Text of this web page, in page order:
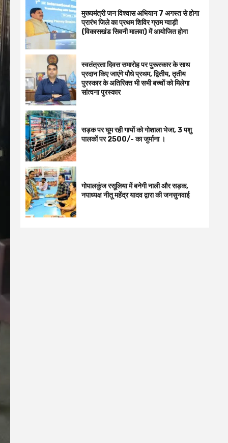
मुख्यमंत्री जन विश्वास अभियान 7 अगस्त से होगा
प्रारंभ जिले का प्रथम शिविर ग्राम ग्वाड़ी
(विकासखंड सिवनी मालवा) में आयोजित होगा
स्वतंत्रता दिवस समारोह पर पुरूस्‍कार के साथ
प्रदान किए जाएंगे पौधे प्रथम, द्वितीय, तृतीय
पुरस्कार के अतिरिक्त भी सभी बच्चों को मिलेगा
सांत्वना पुरस्कार
सड़क पर घूम रही गायों को गोशाला भेजा, 3 पशु
पालकों पर 2500/- का जुर्माना ।
गोपालकुंज रसूलिया में बनेगी नाली और सड़क,
नपाध्यक्ष नीतू महेंद्र यादव द्वारा की जनसुनवाई